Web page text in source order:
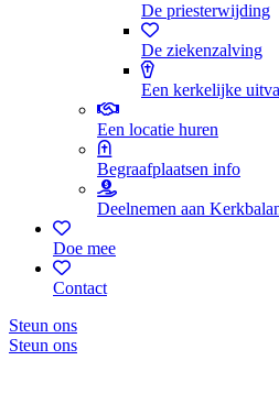
De priesterwijding
De ziekenzalving
Een kerkelijke
Een locatie huren
Begraafplaatsen info
Deelnemen aan
Doe mee
Contact
Steun ons
Steun ons